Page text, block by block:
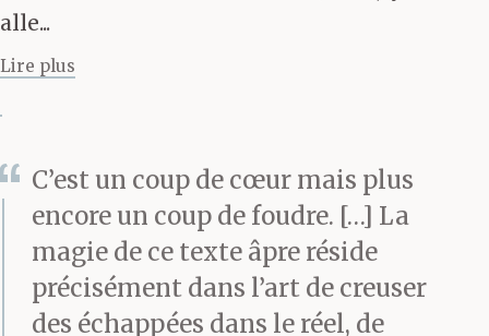
produits chimiques.
Comme Manolios dans
que Màgda est devenue
dingue et s’est taillée avec
les enfants, direction
alle...
Lire plus
C’est un coup de cœur mais plus
encore un coup de foudre. […] La
magie de ce texte âpre réside
précisément dans l’art de creuser
des échappées dans le réel, de